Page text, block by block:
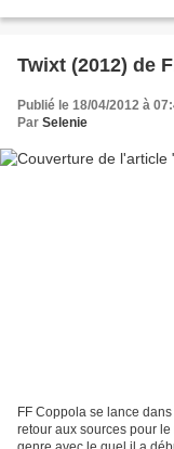
Twixt (2012) de
Publié le 18/04/2012 à
Par Selenie
FF Coppola se lance
retour aux sources pour